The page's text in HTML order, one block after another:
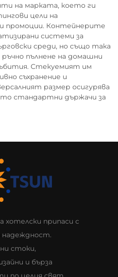
на марката, което ги
цели на
промоции. Контейнерите
системи за
среди, но също така
ръчно пълнене на домашни
Стекуемият им
съхранение и
размер осигурява
стандартни държачи за
хотелски припаси с
надеждност.
стоки,
и бърза